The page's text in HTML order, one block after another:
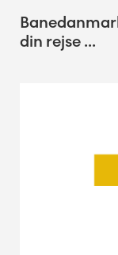
din rejse ...